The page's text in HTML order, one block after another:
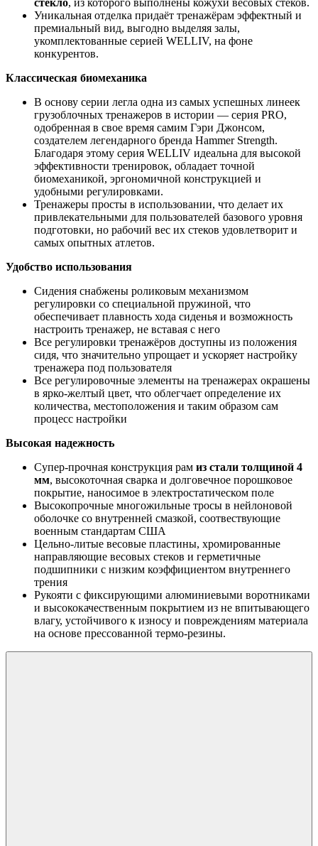
Уникальная отделка придаёт тренажёрам эффектный и
премиальный вид, выгодно выделяя залы,
укомплектованные серией WELLIV, на фоне
конкурентов.
Классическая биомеханика
В основу серии легла одна из самых успешных линеек
грузоблочных тренажеров в истории — серия PRO,
одобренная в свое время самим Гэри Джонсом,
создателем легендарного бренда Hammer Strength.
Благодаря этому серия WELLIV идеальна для высокой
эффективности тренировок, обладает точной
биомеханикой, эргономичной конструкцией и
удобными регулировками.
Тренажеры просты в использовании, что делает их
привлекательными для пользователей базового уровня
подготовки, но рабочий вес их стеков удовлетворит и
самых опытных атлетов.
Удобство использования
Сидения снабжены роликовым механизмом
регулировки со специальной пружиной, что
обеспечивает плавность хода сиденья и возможность
настроить тренажер, не вставая с него
Все регулировки тренажёров доступны из положения
сидя, что значительно упрощает и ускоряет настройку
тренажера под пользователя
Все регулировочные элементы на тренажерах окрашены
в ярко-желтый цвет, что облегчает определение их
количества, местоположения и таким образом сам
процесс настройки
Высокая надежность
Супер-прочная конструкция рам из стали толщиной 4
мм, высокоточная сварка и долговечное порошковое
покрытие, наносимое в электростатическом поле
Высокопрочные многожильные тросы в нейлоновой
оболочке со внутренней смазкой, соотвествующие
военным стандартам США
Цельно-литые весовые пластины, хромированные
направляющие весовых стеков и герметичные
подшипники с низким коэффициентом внутреннего
трения
Рукояти с фиксирующими алюминиевыми воротниками
и высококачественным покрытием из не впитывающего
влагу, устойчивого к износу и повреждениям материала
на основе прессованной термо-резины.